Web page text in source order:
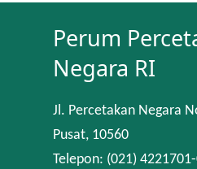
Perum
Negara RI
Jl. Percetakan Negara
Pusat, 10560
Telepon: (021)